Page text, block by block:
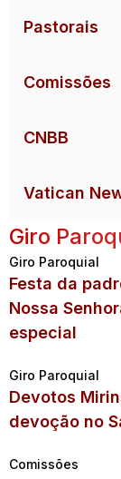
Pastorais
Comissões
CNBB
Vatican
Giro
Giro Paroquial
Festa da
Nossa
especial
Giro Paroquial
Devotos
devoção no
Comissões